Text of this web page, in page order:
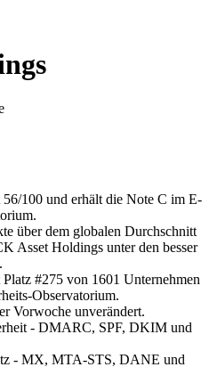
100 und erhält die Note C im E-
über dem globalen Durchschnitt
Asset Holdings unter den besser
#275 von 1601 Unternehmen
Observatorium.
Vorwoche unverändert.
- DMARC, SPF, DKIM und
- MX, MTA-STS, DANE und